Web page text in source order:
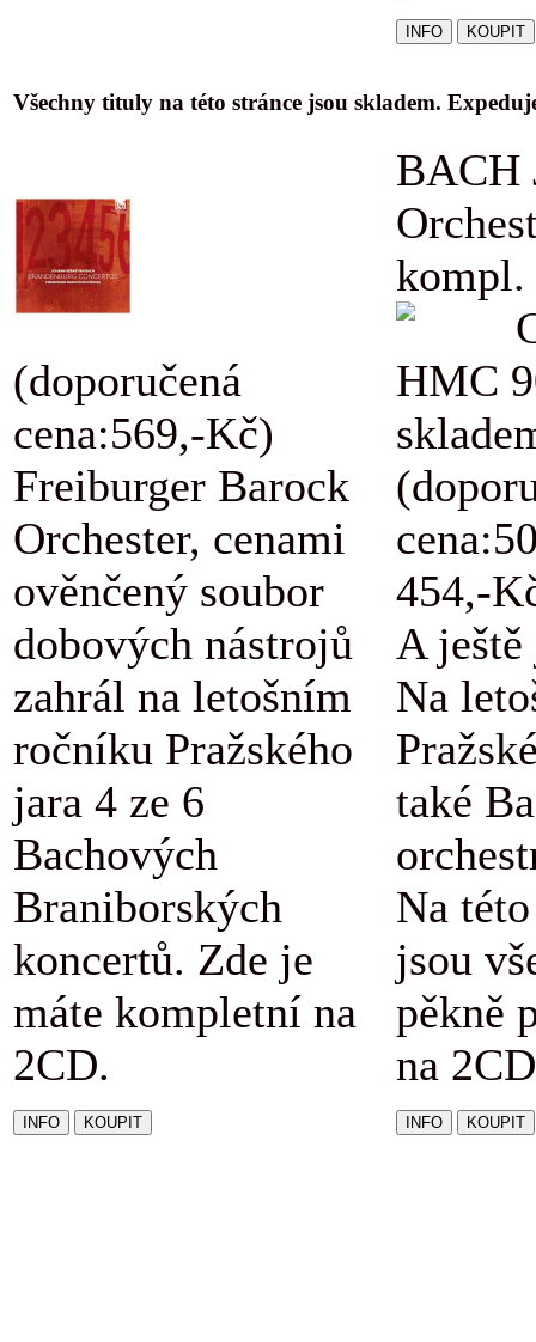
Všechny tituly na této stránce jsou skladem.
(doporučená
cena:569,-Kč)
Freiburger Barock
Orchester, cenami
ověnčený soubor
dobových nástrojů
zahrál na letošním
ročníku Pražského
jara 4 ze 6
Bachových
Braniborských
koncertů. Zde je
máte kompletní na
2CD.
BACH
kompl.
HMC
454,-
A
Na
také
Na
jsou
pěkně
na